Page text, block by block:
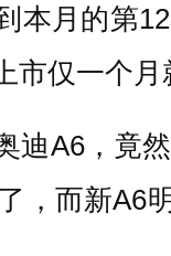
本月的第
市仅一个月
A6，竟
，而新A6